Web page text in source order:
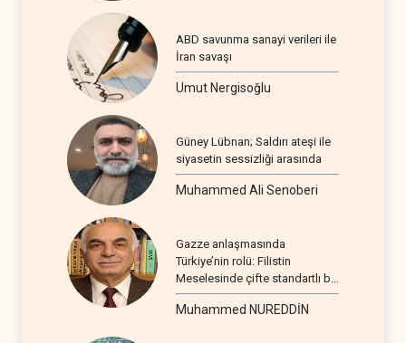
ABD savunma sanayi verileri ile
İran savaşı
Umut Nergisoğlu
Güney Lübnan; Saldırı ateşi ile
siyasetin sessizliği arasında
Muhammed Ali Senoberi
Gazze anlaşmasında
Türkiye’nin rolü: Filistin
Meselesinde çifte standartlı bir
seyir
Muhammed NUREDDİN